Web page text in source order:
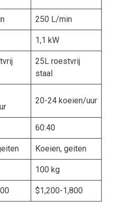
250 L/min
1,1 kW
25L roestvrij
staal
20-24 koeien/uur
60:40
Koeien, geiten
100 kg
$1,200-1,800